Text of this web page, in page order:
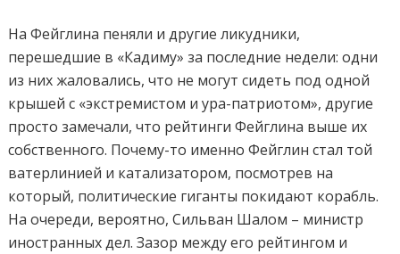
На Фейглина пеняли и другие ликудники,
перешедшие в «Кадиму» за последние недели: одни
из них жаловались, что не могут сидеть под одной
крышей с «экстремистом и ура-патриотом», другие
просто замечали, что рейтинги Фейглина выше их
собственного. Почему-то именно Фейглин стал той
ватерлинией и катализатором, посмотрев на
который, политические гиганты покидают корабль.
На очереди, вероятно, Сильван Шалом – министр
иностранных дел. Зазор между его рейтингом и